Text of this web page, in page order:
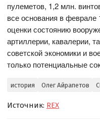
пулеметов, 1,2 млн.
все основания в
оценки состоянию
артиллерии, кавалерии,
советской экономики и
только потенциальные
история Олег Айрапетов
Источник: REX